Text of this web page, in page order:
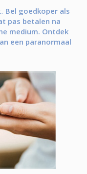
Bel goedkoper als
pas betalen na
medium. Ontdek
een paranormaal